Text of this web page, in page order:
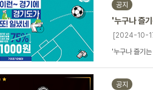
공지
'누구나 즐
[2024-10-
'누구나 즐기
공지